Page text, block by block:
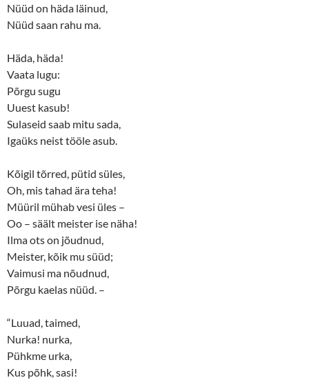
Nüüd on häda läinud,
Nüüd saan rahu ma.
Häda, häda!
Vaata lugu:
Põrgu sugu
Uuest kasub!
Sulaseid saab mitu sada,
Igaüks neist tööle asub.
Kõigil tõrred, pütid süles,
Oh, mis tahad ära teha!
Müüril mühab vesi üles –
Oo – säält meister ise näha!
Ilma ots on jõudnud,
Meister, kõik mu süüd;
Vaimusi ma nõudnud,
Põrgu kaelas nüüd. –
“Luuad, taimed,
Nurka! nurka,
Pühkme urka,
Kus põhk, sasi!